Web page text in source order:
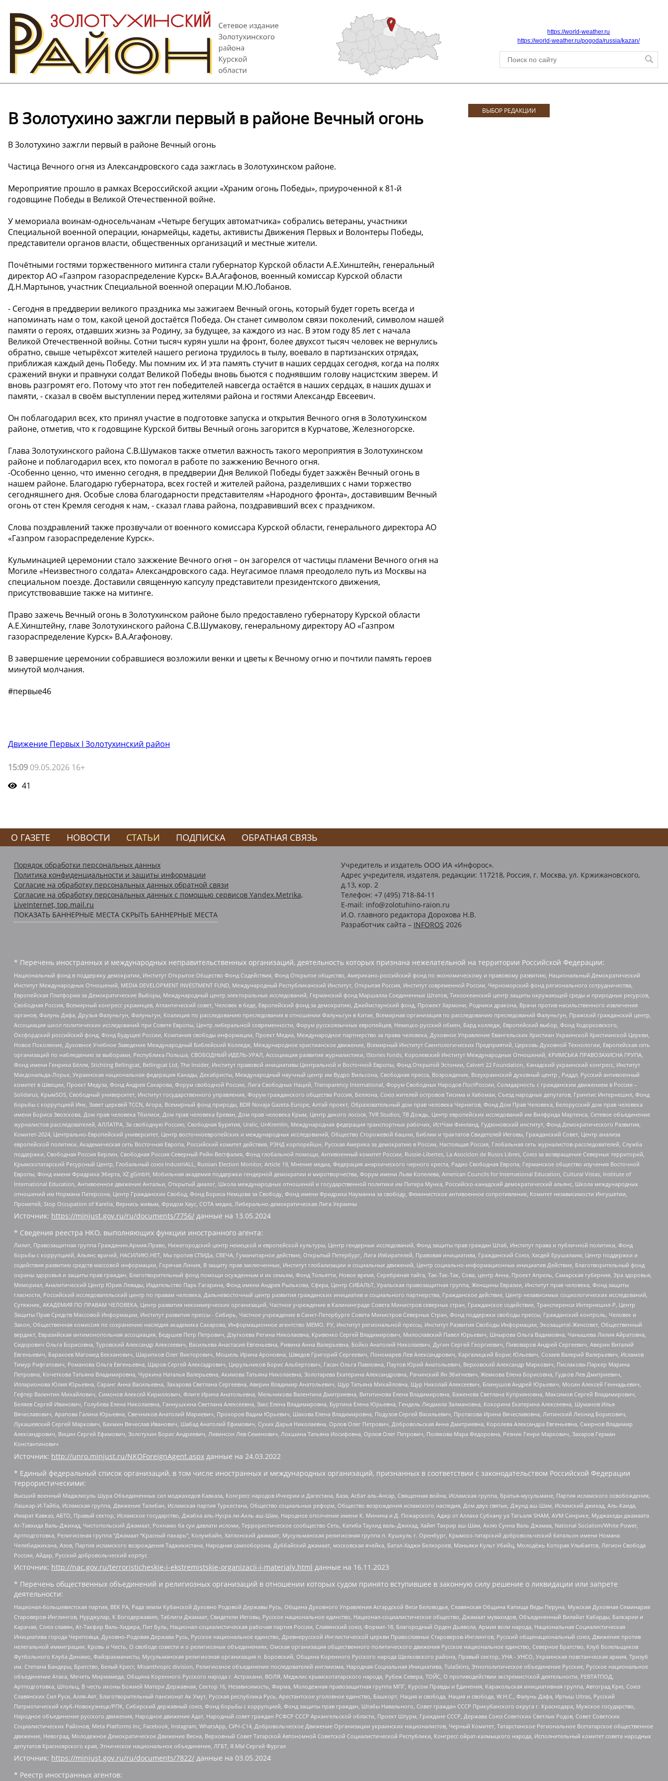
https://world-weather.ru
https://world-weather.ru/pogoda/russia/kazan/
В Золотухино зажгли первый в районе Вечный огонь
В Золотухино зажгли первый в районе Вечный огонь
Частица Вечного огня из Александровского сада зажглась в Золотухинском районе.
️Мероприятие прошло в рамках Всероссийской акции «Храним огонь Победы», приуроченной к 81-й
годовщине Победы в Великой Отечественной войне.
У мемориала воинам-односельчанам «Четыре бегущих автоматчика» собрались ветераны, участники
Специальной военной операции, юнармейцы, кадеты, активисты Движения Первых и Волонтеры Победы,
представители органов власти, общественных организаций и местные жители.
Почётными гостями торжественного митинга стали губернатор Курской области А.Е.Хинштейн, генеральный
директор АО «Газпром газораспределение Курск» В.А.Агафонов, военный комиссар Курской области
Д.Н.Мартынов, участник Специальной военной операции М.Ю.Лобанов.
- Сегодня в преддверии великого праздника мы зажигаем Вечный огонь, который будет гореть всегда и
напоминать нам о том, какой ценой достаётся Победа. Он станет символом связи поколений, символом нашей
памяти о героях, отдавших жизнь за Родину, за будущее, за каждого из нас. В этом году 85 лет с начала
Великой Отечественной войны. Сотни тысяч курян ушли на фронт, более двухсот тысяч человек не вернулись
обратно, свыше четырёхсот жителей нашего региона трудилось в тылу, воевало в партизанских отрядах,
приближая каждый день Победу. Мы помним их. И эта память стучит в наших сердцах сегодня, когда на полях
сражений внуки и правнуки солдат Великой Победы вновь бьются с поднявшим голову нацистским зверем. И
вновь разгромят его. Потому что этот ген победителей навсегда остаётся в наших сердцах, в наших душах и
памяти, - сказал в своём выступлении перед жителями района и гостями Александр Евсеевич.
Он поблагодарил всех, кто принял участие в подготовке запуска и открытия Вечного огня в Золотухинском
районе, отметив, что к годовщине Курской битвы Вечный огонь загорится в Курчатове, Железногорске.
Глава Золотухинского района С.В.Шумаков также отметил важность такого мероприятия в Золотухинском
районе и поблагодарил всех, кто помогал в работе по зажжению Вечного огня.
-Особенно ценно, что именно сегодня, в преддверии Дня Великой Победы будет зажжён Вечный огонь в
нашем районе. Благодарю губернатора, всех гостей и жителей района, разделивших с нами торжество
сегодняшнего дня. Особые слова благодарности представителям «Народного фронта», доставившим Вечный
огонь от стен Кремля сегодня к нам, - сказал глава района, поздравивший всех с праздником.
Слова поздравлений также прозвучали от военного комиссара Курской области, генерального директора АО
«Газпром газораспределение Курск».
Кульминацией церемонии стало зажжение Вечного огня – он загорелся от частицы пламени Вечного огня на
Могиле «Неизвестного солдата» Александровского сада. Неугасимое пламя преодолело путь из Москвы на
специальном поезде. Доставили священную капсулу представители президентского движения,
присутствовавшие также на митинге.
Право зажечь Вечный огонь в Золотухинском районе было предоставлено губернатору Курской области
А.Е.Хинштейну, главе Золотухинского района С.В.Шумакову, генеральному директору АО «Газпром
газораспределение Курск» В.А.Агафонову.
В завершение церемонии собравшиеся возложили венки и цветы к Вечному огню и почтили память героев
минутой молчания.
#первые46
Движение Первых I Золотухинский район
15:09 09.05.2026 16+
41
ВЫБОР РЕДАКЦИИ
О ГАЗЕТЕ НОВОСТИ СТАТЬИ ПОДПИСКА ОБРАТНАЯ СВЯЗЬ
Порядок обработки персональных данных
Политика конфиденциальности и защиты информации
Согласие на обработку персональных данных обратной связи
Согласие на обработку персональных данных с помощью сервисов Yandex.Metrika,
LiveInternet, top.mail.ru
ПОКАЗАТЬ БАННЕРНЫЕ МЕСТА СКРЫТЬ БАННЕРНЫЕ МЕСТА
Учредитель и издатель ООО ИА «Инфорос».
Адрес учредителя, издателя, редакции: 117218, Россия, г. Москва, ул. Кржижановского,
д.13, кор. 2
Телефон: +7 (495) 718-84-11
E-mail: info@zolotuhino-raion.ru
И.О. главного редактора Дорохова Н.В.
Разработчик сайта – INFOROS 2026
* Перечень иностранных и международных неправительственных организаций, деятельность которых признана нежелательной на территории Российской Федерации:
Национальный фонд в поддержку демократии, Институт Открытое Общество Фонд Содействия, Фонд Открытое общество, Американо-российский фонд по экономическому и правовому развитию, Национальный Демократический
Институт Международных Отношений, MEDIA DEVELOPMENT INVESTMENT FUND, Международный Республиканский Институт, Открытая Россия, Институт современной России, Черноморский фонд регионального сотрудничества,
Европейская Платформа за Демократические Выборы, Международный центр электоральных исследований, Германский фонд Маршалла Соединенных Штатов, Тихоокеанский центр защиты окружающей среды и природных ресурсов,
Свободная Россия, Всемирный конгресс украинцев, Атлантический совет, Человек в беде, Европейский фонд за демократию, Джеймстаунский фонд, Прожект Хармони, Родники дракона, Врачи против насильственного извлечения
органов, Фалунь Дафа, Друзья Фалуньгун, Фалуньгун, Коалиция по расследованию преследования в отношении Фалуньгун в Китае, Всемирная организация по расследованию преследований Фалуньгун, Пражский гражданский центр,
Ассоциация школ политических исследований при Совете Европы, Центр либеральной современности, Форум русскоязычных европейцев, Немецко-русский обмен, Бард колледж, Европейский выбор, Фонд Ходорковского,
Оксфордский российский фонд, Фонд Будущее России, Компания свободы информации, Проект Медиа, Международное партнерство за права человека, Духовное Управление Евангельских Христиан Украинской Христианской Церкви,
Новое Поколение, Духовное Учебное Заведение Международный Библейский Колледж, Международное христианское движение, Всемирный Институт Саентологических Предприятий, Церковь Духовной Технологии, Европейская сеть
организаций по наблюдению за выборами, Республика Польша, СВОБОДНЫЙ ИДЕЛЬ-УРАЛ, Ассоциация развития журналистики, IStories fonds, Королевский Институт Международных Отношений, КРИМСЬКА ПРАВОЗАХИСНА ГРУПА,
Фонд имени Генриха Бёлля, Stichting Bellingcat, Bellingcat Ltd, The Insider, Институт правовой инициативы Центральной и Восточной Европы, Фонд Открытой Эстонии, Calvert 22 Foundation, Канадский украинский конгресс, Институт
Макдональда-Лорье, Украинская национальная федерация Канады, Декабристы, Международный научный центр им Вудро Вильсона, Свободная пресса, Возрождение, Всеукраинский духовный центр , Риддл, Русский антивоенный
комитет в Швеции, Проект Медуза, Фонд Андрея Сахарова, Форум свободной России, Лига Свободных Наций, Transparеncy International, Форум Свободных Народов ПостРоссии, Солидарность с гражданским движением в России –
Solidarus, КрымSOS, Свободный университет, Институт государственного управления, Форум гражданского общества Россия, Беллона, Союз жителей островов Тисима и Хабомаи, Съезд народных депутатов, Гринпис Интернешнл, Фонд
борьбы с коррупцией Инк, Завет церквей TCCN, Агора, Всемирный фонд природы, BDR Novaja Gazeta-Europe, Алтай проект, Образовательный дом прав человека Чернигов, Фонд Дом Прав Человека, Белорусский дом прав человека
имени Бориса Звозскова, Дом прав человека Тбилиси, Дом прав человека Ереван, Дом прав человека Крым, Центр дикого лосося, TVR Studios, ТВ Дождь, Центр европейских исследований им Вилфрида Мартенса, Сетевое объединение
журналистов расследователей, АЛЛАТРА, За свободную Россию, Свободная Бурятия, Uralic, UnKremlin, Международная федерация транспортных рабочих, ИстЧам Финланд, Гудзоновский институт, Фонд Демократического Развития,
Комитет-2024, Центрально-Европейский университет, Центр восточноевропейских и международных исследований, Общество Сторожевой башни, Библии и трактатов Свидетелей Иеговы, Гражданский Совет, Центр анализа
европейской политики, Академическая сеть Восточная Европа, Российский комитет действия, РЭНД корпорейшн, Русская Америка за демократию в России, Настоящая Россия, Глобальная сеть журналистов-расследователей, Служба
поддержки, Свободная Россия Берлин, Свободная Россия Северный Рейн-Вестфалия, Фонд глобальной помощи, Антивоенный комитет России, Russie-Libertes, La Asocicion de Rusos Libres, Союз за возвращение Северных территорий,
Крымскотатарский Ресурсный Центр, Глобальный союз IndustriALL, Russian Election Monitor, Article 19, Мнение медиа, Федерация анархического черного креста, Радио Свободная Европа, Германское общество изучения Восточной
Европы, Фонд имени Фридриха Эберта, XZ gGmbH, Мобильная академия поддержки гендерной демократии и миротворчества, Форум имени Льва Копелева, American Councils for International Education, Cultural Vistas, Institute of
International Education, Антивоенное движение Антальи, Открытый диалог, Школа международных отношений и государственной политики им Питера Мунка, Российско-канадский демократический альянс, Школа международных
отношений им Нормана Патерсона, Центр Гражданских Свобод, Фонд Бориса Немцова за Свободу, Фонд имени Фридриха Науманна за свободу, Феминистское антивоенное сопротивление, Комитет независимости Ингушетии,
Прометей, Stop Occupation of Karelia, Вернись живым, Фридом Хаус, СОТА медиа, Либерально-демократическая Лига Украины
Источник: https://minjust.gov.ru/ru/documents/7756/ данные на 13.05.2024
* Сведения реестра НКО, выполняющих функции иностранного агента:
Лилит, Правозащитная группа Гражданин.Армия.Право, Нижегородский центр немецкой и европейской культуры, Центр гендерных исследований, Фонд защиты прав граждан Штаб, Институт права и публичной политики, Фонд
борьбы с коррупцией, Альянс врачей, НАСИЛИЮ.НЕТ, Мы против СПИДа, СВЕЧА, Гуманитарное действие, Открытый Петербург, Лига Избирателей, Правовая инициатива, Гражданский Союз, Хасдей Ерушалаим, Центр поддержки и
содействия развитию средств массовой информации, Горячая Линия, В защиту прав заключенных, Институт глобализации и социальных движений, Центр социально-информационных инициатив Действие, Благотворительный фонд
охраны здоровья и защиты прав граждан, Благотворительный фонд помощи осужденным и их семьям, Фонд Тольятти, Новое время, Серебряная тайга, Так-Так-Так, Сова, центр Анна, Проект Апрель, Самарская губерния, Эра здоровья,
Мемориал, Аналитический Центр Юрия Левады, Издательство Парк Гагарина, Фонд имени Андрея Рылькова, Сфера, Центр СИБАЛЬТ, Уральская правозащитная группа, Женщины Евразии, Институт прав человека, Фонд защиты
гласности, Российский исследовательский центр по правам человека, Дальневосточный центр развития гражданских инициатив и социального партнерства, Гражданское действие, Центр независимых социологических исследований,
Сутяжник, АКАДЕМИЯ ПО ПРАВАМ ЧЕЛОВЕКА, Центр развития некоммерческих организаций, Частное учреждение в Калининграде Совета Министров северных стран, Гражданское содействие, Трансперенси Интернешнл-Р, Центр
Защиты Прав Средств Массовой Информации, Институт развития прессы - Сибирь, Частное учреждение в Санкт-Петербурге Совета Министров Северных Стран, Фонд поддержки свободы прессы, Гражданский контроль, Человек и
Закон, Общественная комиссия по сохранению наследия академика Сахарова, Информационное агентство МЕМО. РУ, Институт региональной прессы, Институт Развития Свободы Информации, Экозащита!-Женсовет, Общественный
вердикт, Евразийская антимонопольная ассоциация, Бедушев Петр Петрович, Дзугкоева Регина Николаевна, Кривенко Сергей Владимирович, Милославский Павел Юрьевич, Шнырова Ольга Вадимовна, Чанышева Лилия Айратовна,
Сидорович Ольга Борисовна, Туровский Александр Алексеевич, Васильева Анастасия Евгеньевна, Ривина Анна Валерьевна, Бойко Анатолий Николаевич, Дугин Сергей Георгиевич, Пивоваров Андрей Сергеевич, Аверин Виталий
Евгеньевич, Барахоев Магомед Бекханович, Шарипков Олег Викторович, Мошель Ирина Ароновна, Шведов Григорий Сергеевич, Пономарев Лев Александрович, Каргалицкий Борис Юльевич, Созаев Валерий Валерьевич, Исламов
Тимур Рифгатович, Романова Ольга Евгеньевна, Щаров Сергей Алексадрович, Цирульников Борис Альбертович, Гасан Ольга Павловна, Паутов Юрий Анатольевич, Верховский Александр Маркович, Пислакова-Паркер Марина
Петровна, Кочеткова Татьяна Владимировна, Чуркина Наталья Валерьевна, Акимова Татьяна Николаевна, Золотарева Екатерина Александровна, Рачинский Ян Збигневич, Жемкова Елена Борисовна, Гудков Лев Дмитриевич,
Илларионова Юлия Юрьевна, Саранг Анна Васильевна, Захарова Светлана Сергеевна, Аверин Владимир Анатольевич, Щур Татьяна Михайловна, Щур Николай Алексеевич, Блинушов Андрей Юрьевич, Мосин Алексей Геннадьевич,
Гефтер Валентин Михайлович, Симонов Алексей Кириллович, Флиге Ирина Анатольевна, Мельникова Валентина Дмитриевна, Вититинова Елена Владимировна, Баженова Светлана Куприяновна, Максимов Сергей Владимирович,
Беляев Сергей Иванович, Голубева Елена Николаевна, Ганнушкина Светлана Алексеевна, Закс Елена Владимировна, Буртина Елена Юрьевна, Гендель Людмила Залмановна, Кокорина Екатерина Алексеевна, Шуманов Илья
Вячеславович, Арапова Галина Юрьевна, Свечников Анатолий Мариевич, Прохоров Вадим Юрьевич, Шахова Елена Владимировна, Подузов Сергей Васильевич, Протасова Ирина Вячеславовна, Литинский Леонид Борисович,
Лукашевский Сергей Маркович, Бахмин Вячеслав Иванович, Шабад Анатолий Ефимович, Сухих Дарья Николаевна, Орлов Олег Петрович, Добровольская Анна Дмитриевна, Королева Александра Евгеньевна, Смирнов Владимир
Александрович, Вицин Сергей Ефимович, Золотухин Борис Андреевич, Левинсон Лев Семенович, Локшина Татьяна Иосифовна, Орлов Олег Петрович, Полякова Мара Федоровна, Резник Генри Маркович, Захаров Герман
Константинович
Источник: http://unro.minjust.ru/NKOForeignAgent.aspx данные на 24.03.2022
* Единый федеральный список организаций, в том числе иностранных и международных организаций, признанных в соответствии с законодательством Российской Федерации
террористическими:
Высший военный Маджлисуль Шура Объединенных сил моджахедов Кавказа, Конгресс народов Ичкерии и Дагестана, База, Асбат аль-Ансар, Священная война, Исламская группа, Братья-мусульмане, Партия исламского освобождения,
Лашкар-И-Тайба, Исламская группа, Движение Талибан, Исламская партия Туркестана, Общество социальных реформ, Общество возрождения исламского наследия, Дом двух святых, Джунд аш-Шам, Исламский джихад, Аль-Каида,
Имарат Кавказ, АБТО, Правый сектор, Исламское государство, Джабха аль-Нусра ли-Ахль аш-Шам, Народное ополчение имени К. Минина и Д. Пожарского, Аджр от Аллаха Субхану уа Тагьаля SHAM, АУМ Синрике, Муджахеды джамаата
Ат-Тавхида Валь-Джихад, Чистопольский Джамаат, Рохнамо ба суи давлати исломи, Террористическое сообщество Сеть, Катиба Таухид валь-Джихад, Хайят Тахрир аш-Шам, Ахлю Сунна Валь Джамаа, National Socialism/White Power,
Артподготовка, Религиозная группа “Джамаат “Красный пахарь”, Колумбайн, Хатлонский джамаат, Мусульманская религиозная группа п. Кушкуль г. Оренбург, Крымско-татарский добровольческий батальон имени Номана
Челебиджихана, Азов, Партия исламского возрождения Таджикистана, Народная самооборона, Дуббайский джамаат, московская ячейка, Батал-Хаджи Белхороев, Маньяки Культ Убийц, Молодёжь Которая Улыбается, Легион Свобода
России, Айдар, Русский добровольческий корпус
Источник: http://nac.gov.ru/terroristicheskie-i-ekstremistskie-organizacii-i-materialy.html данные на 16.11.2023
* Перечень общественных объединений и религиозных организаций в отношении которых судом принято вступившее в законную силу решение о ликвидации или запрете
деятельности:
Национал-большевистская партия, ВЕК РА, Рада земли Кубанской Духовно Родовой Державы Русь, Община Духовного Управления Асгардской Веси Беловодья, Славянская Община Капища Веды Перуна, Мужская Духовная Семинария
Староверов-Инглингов, Нурджулар, К Богодержавию, Таблиги Джамаат, Свидетели Иеговы, Русское национальное единство, Национал-социалистическое общество, Джамаат мувахидов, Объединенный Вилайат Кабарды, Балкарии и
Карачая, Союз славян, Ат-Такфир Валь-Хиджра, Пит Буль, Национал-социалистическая рабочая партия России, Славянский союз, Формат-18, Благородный Орден Дьявола, Армия воли народа, Национальная Социалистическая
Инициатива города Череповца, Духовно-Родовая Держава Русь, Русское национальное единство, Древнерусской Инглистической церкви Православных Староверов-Инглингов, Русский общенациональный союз, Движение против
нелегальной иммиграции, Кровь и Честь, О свободе совести и о религиозных объединениях, Омская организация общественного политического движения Русское национальное единство, Северное Братство, Клуб Болельщиков
Футбольного Клуба Динамо, Файзрахманисты, Мусульманская религиозная организация п. Боровский, Община Коренного Русского народа Щелковского района, Правый сектор, УНА - УНСО, Украинская повстанческая армия, Тризуб
им. Степана Бандеры, Братство, Белый Крест, Misanthropic division, Религиозное объединение последователей инглиизма, Народная Социальная Инициатива, TulaSkins, Этнополитическое объединение Русские, Русское национальное
объединение Атака, Мечеть Мирмамеда, Община Коренного Русского народа г. Астрахани, ВОЛЯ, Меджлис крымскотатарского народа, Рубеж Севера, ТОЙС, О противодействии экстремистской деятельности, РЕВТАТПОД,
Артподготовка, Штольц, В честь иконы Божией Матери Державная, Сектор 16, Независимость, Фирма, Молодежная правозащитная группа МПГ, Курсом Правды и Единения, Каракольская инициативная группа, Автоград Крю, Союз
Славянских Сил Руси, Алля-Аят, Благотворительный пансионат Ак Умут, Русская республика Русь, Арестантское уголовное единство, Башкорт, Нация и свобода, Нация и свобода, W.H.С., Фалунь Дафа, Иртыш Ultras, Русский
Патриотический клуб-Новокузнецк/РПК, Сибирский державный союз, Фонд борьбы с коррупцией, Фонд защиты прав граждан, Штабы Навального, Совет граждан СССР Прикубанского округа г. Краснодара, Мужское государство,
Народное объединение русского движения, Народное движение Адат, Народный совет граждан РСФСР СССР Архангельской области, Проект Штурм, Граждане СССР, Держава Союз Советских Светлых Родов, Совет Советских
Социалистических Районов, Meta Platforms Inc, Facebook, Instagram, WhatsApp, СИЧ-С14, Добровольческое Движение Организации украинских националистов, Черный Комитет, Татарстанское Региональное Всетатарское общественное
движение, Невоград, Молодежное Демократическое Движение Весна, Верховный Совет Татарской Автономной Советской Социалистической Республики, Конгресс ойрат-калмыцкого народа, Исполнительный комитет совета народных
депутатов Красноярского края, Этническое национальное объединение, ЛГБТ, Я.МЫ Сергей Фургал
Источник: https://minjust.gov.ru/ru/documents/7822/ данные на 03.05.2024
* Реестр иностранных агентов: